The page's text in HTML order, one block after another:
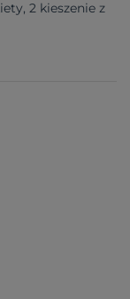
2 kieszenie z